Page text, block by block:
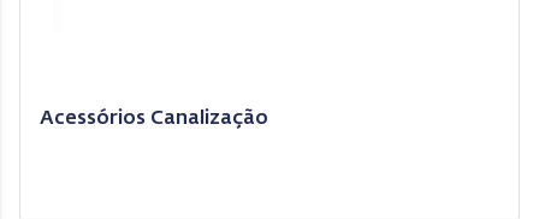
Acessórios Canalização